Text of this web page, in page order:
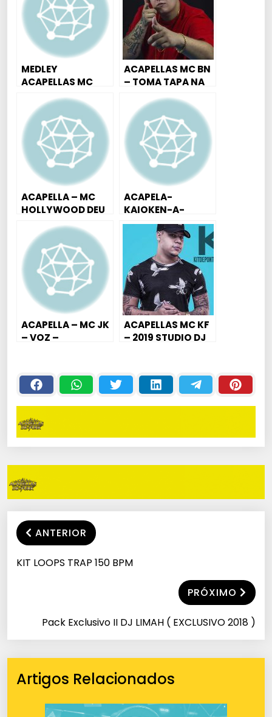
MEDLEY
ACAPELLAS MC
DHADA 2018 –
REVELAÇÃO DO
FUNK [ 13 MIN. DE
ACAPELLAS]
ACAPELLAS MC BN
– TOMA TAPA NA
CARA, JOGA A
XERE.. NA VARA (
EXCLUSIVAS )
ACAPELLA – MC
HOLLYWOOD DEU
ACAPELA-
KAIOKEN-A-
MILHÃO
ACAPELLA – MC JK
– VOZ –
ACAPELLAS MC KF
– 2019 STUDIO DJ
ANTERIOR
KIT LOOPS TRAP 150 BPM
PRÓXIMO
Pack Exclusivo II DJ LIMAH ( EXCLUSIVO 2018 )
Artigos Relacionados